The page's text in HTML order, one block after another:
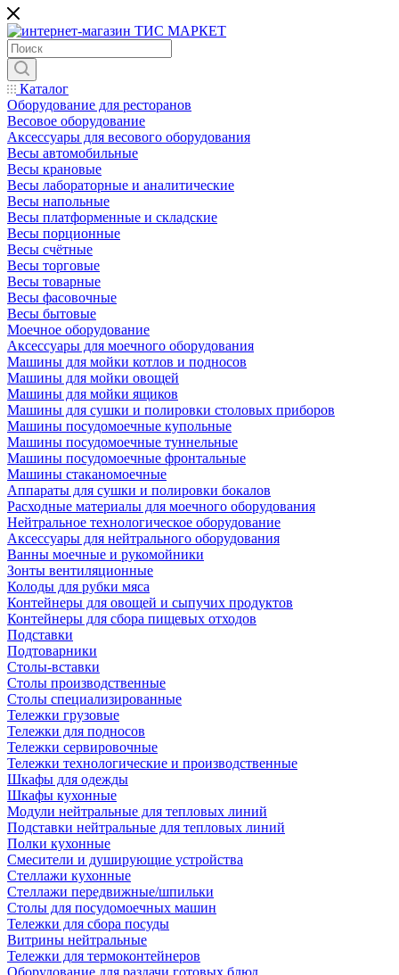
Каталог
Оборудование для ресторанов
Весовое оборудование
Аксессуары для весового оборудования
Весы автомобильные
Весы крановые
Весы лабораторные и аналитические
Весы напольные
Весы платформенные и складские
Весы порционные
Весы счётные
Весы торговые
Весы товарные
Весы фасовочные
Весы бытовые
Моечное оборудование
Аксессуары для моечного оборудования
Машины для мойки котлов и подносов
Машины для мойки овощей
Машины для мойки ящиков
Машины для сушки и полировки столовых приборов
Машины посудомоечные купольные
Машины посудомоечные туннельные
Машины посудомоечные фронтальные
Машины стаканомоечные
Аппараты для сушки и полировки бокалов
Расходные материалы для моечного оборудования
Нейтральное технологическое оборудование
Аксессуары для нейтрального оборудования
Ванны моечные и рукомойники
Зонты вентиляционные
Колоды для рубки мяса
Контейнеры для овощей и сыпучих продуктов
Контейнеры для сбора пищевых отходов
Подставки
Подтоварники
Столы-вставки
Столы производственные
Столы специализированные
Тележки грузовые
Тележки для подносов
Тележки сервировочные
Тележки технологические и производственные
Шкафы для одежды
Шкафы кухонные
Модули нейтральные для тепловых линий
Подставки нейтральные для тепловых линий
Полки кухонные
Смесители и душирующие устройства
Стеллажи кухонные
Стеллажи передвижные/шпильки
Столы для посудомоечных машин
Тележки для сбора посуды
Витрины нейтральные
Тележки для термоконтейнеров
Оборудование для раздачи готовых блюд